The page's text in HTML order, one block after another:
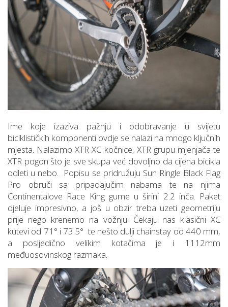
Ime koje izaziva pažnju i odobravanje u svijetu
biciklističkih komponenti ovdje se nalazi na mnogo ključnih
mjesta. Nalazimo XTR XC kočnice, XTR grupu mjenjača te
XTR pogon što je sve skupa već dovoljno da cijena bicikla
odleti u nebo. Popisu se pridružuju Sun Ringle Black Flag
Pro obruči sa pripadajučim nabama te na njima
Continentalove Race King gume u širini 2.2 inča. Paket
djeluje impresivno, a još u obzir treba uzeti geometriju
prije nego krenemo na vožnju. Čekaju nas klasični XC
kutevi od 71° i 73.5° te nešto dulji chainstay od 440 mm,
a posljedično velikim kotačima je i 1112mm
međuosovinskog razmaka.